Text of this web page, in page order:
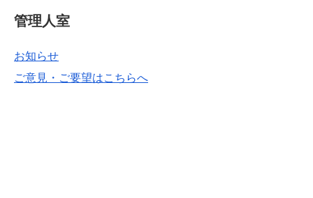
管理人室
お知らせ
ご意見・ご要望はこちらへ